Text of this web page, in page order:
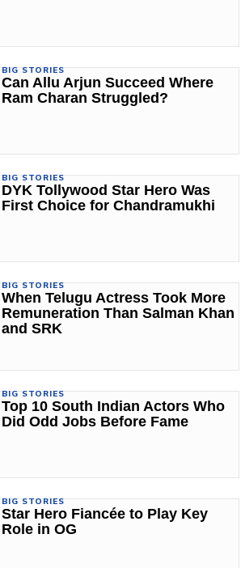
BIG STORIES
Can Allu Arjun Succeed Where
Ram Charan Struggled?
BIG STORIES
DYK Tollywood Star Hero Was
First Choice for Chandramukhi
BIG STORIES
When Telugu Actress Took More
Remuneration Than Salman Khan
and SRK
BIG STORIES
Top 10 South Indian Actors Who
Did Odd Jobs Before Fame
BIG STORIES
Star Hero Fiancée to Play Key
Role in OG